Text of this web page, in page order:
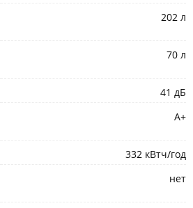
202 л
70 л
41 дБ
A+
332 кВтч/год
нет